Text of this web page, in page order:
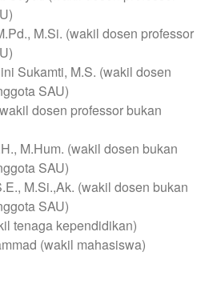
M.Si. (wakil dosen professor
Sukamti, M.S. (wakil dosen
SAU)
dosen professor bukan
M.Hum. (wakil dosen bukan
SAU)
M.Si.,Ak. (wakil dosen bukan
SAU)
tenaga kependidikan)
(wakil mahasiswa)